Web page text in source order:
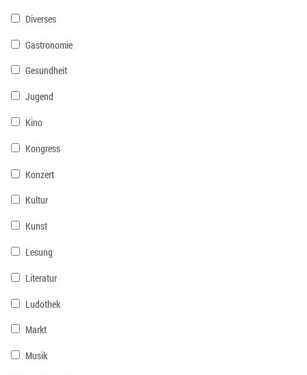
Diverses
Gastronomie
Gesundheit
Jugend
Kino
Kongress
Konzert
Kultur
Kunst
Lesung
Literatur
Ludothek
Markt
Musik